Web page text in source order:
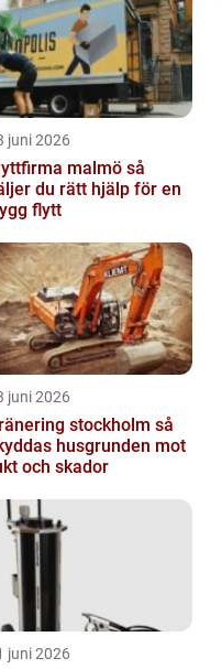
juni 2026
malmö så
du rätt hjälp för en
flytt
juni 2026
stockholm så
husgrunden mot
och skador
juni 2026